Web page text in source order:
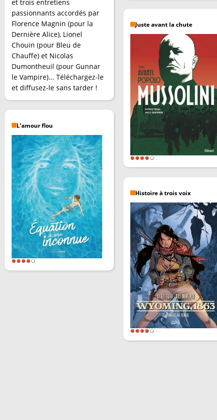
et trois entretiens
passionnants accordés par
Florence Magnin (pour la
Dernière Alice), Lionel
Chouin (pour Bleu de
Chauffe) et Nicolas
Dumontheuil (pour Gunnar
le Vampire)... Téléchargez-le
et diffusez-le sans tarder !
L’amour flou
Juste avant la chute
Histoire à trois voix